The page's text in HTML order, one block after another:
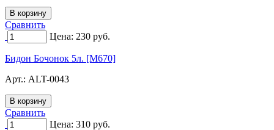
Сравнить
Цена: 230 руб.
Бидон Бочонок 5л. [M670]
Арт.: ALT-0043
Сравнить
Цена: 310 руб.